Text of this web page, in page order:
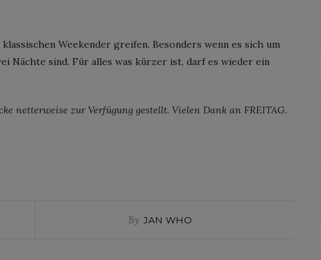
Weekender greifen. Besonders wenn es sich um
Nächte sind. Für alles was kürzer ist, darf es wieder ein
netterweise zur Verfügung gestellt. Vielen Dank an FREITAG.
By JAN WHO